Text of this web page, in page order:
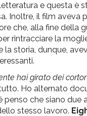
e questa è
Inoltre, il film aveva
che, alla fine della
rintracciare la
la storia, dunque,
hai girato dei
Ho alternato
penso che siano due
stesso lavoro.